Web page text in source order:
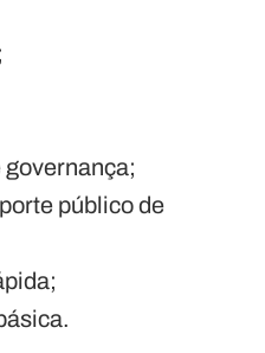
público de